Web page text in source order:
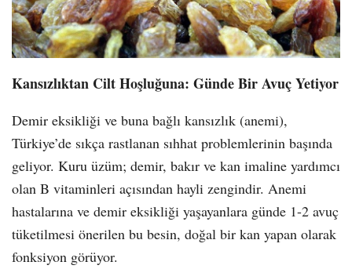
Kansızlıktan Cilt Hoşluğuna: Günde Bir Avuç Yetiyor
Demir eksikliği ve buna bağlı kansızlık (anemi),
Türkiye’de sıkça rastlanan sıhhat problemlerinin başında
geliyor. Kuru üzüm; demir, bakır ve kan imaline yardımcı
olan B vitaminleri açısından hayli zengindir. Anemi
hastalarına ve demir eksikliği yaşayanlara günde 1-2 avuç
tüketilmesi önerilen bu besin, doğal bir kan yapan olarak
fonksiyon görüyor.